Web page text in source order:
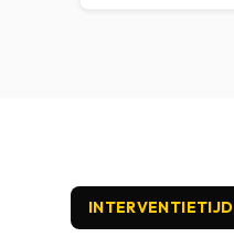
INTERVENTIETIJD